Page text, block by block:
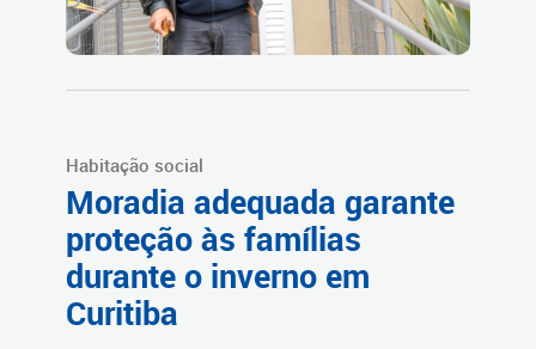
Habitação social
Moradia adequada garante
proteção às famílias
durante o inverno em
Curitiba